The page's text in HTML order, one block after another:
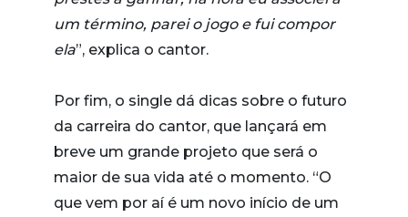
um término, parei o jogo e fui compor
ela”, explica o cantor.
Por fim, o single dá dicas sobre o futuro
da carreira do cantor, que lançará em
breve um grande projeto que será o
maior de sua vida até o momento. “O
que vem por aí é um novo início de um